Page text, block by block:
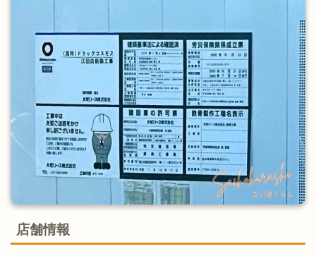
店舗情報